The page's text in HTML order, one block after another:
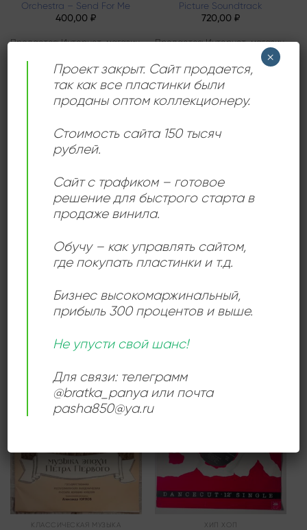
Orchestra – Send For Me
400,00₽
Продается: Интернет-магазин
Продано
Picture Soundtrack
720,00₽
Продается: Интернет-магазин
Продано
Add to
ПОП МУЗЫКА
ELO – Time
2400,00₽
Продается: Интернет-магазин
КЛАССИЧЕСКАЯ МУЗЫКА
Николай Евров Igor
Stravinsky, Nikolay Evrov –
1080,00₽
Пластиночка
Add to
КЛАССИЧЕСКАЯ МУЗЫКА ХИП ХОП
Проект закрыт. Сайт продается,
так как все пластинки были
проданы оптом коллекционеру.
Стоимость сайта 150 тысяч
рублей.
Сайт с трафиком – готовое
решение для быстрого старта в
продаже винила.
Обучу – как управлять сайтом,
где покупать пластинки и т.д.
Бизнес высокомаржинальный,
прибыль 300 процентов и выше.
Не упусти свой шанс!
Для связи: телеграмм
@bratka_panya или почта
pasha850@ya.ru
×